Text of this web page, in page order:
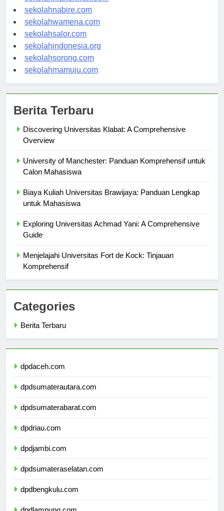
sekolahmanokwari.com
sekolahnabire.com
sekolahwamena.com
sekolahsalor.com
sekolahindonesia.org
sekolahsorong.com
Discovering Universitas Klabat: A Comprehensive
University of Manchester: Panduan Komprehensif untuk
Biaya Kuliah Universitas Brawijaya: Panduan Lengkap
Exploring Universitas Achmad Yani: A Comprehensive
Menjelajahi Universitas Fort de Kock: Tinjauan
Categories